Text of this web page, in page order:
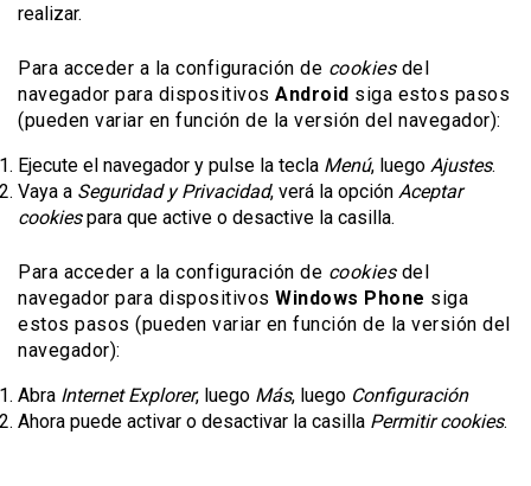
realizar.
Para acceder a la configuración de cookiesdel
navegador para dispositivos Android siga estos pasos
(pueden variar en función de la versión del navegador):
Ejecute el navegador y pulse la tecla Menú, luego Ajustes.
Vaya a Seguridad y Privacidad, verá la opción Aceptar
cookiespara que active o desactive la casilla.
Para acceder a la configuración de cookiesdel
navegador para dispositivos Windows Phone siga
estos pasos (pueden variar en función de la versión del
navegador):
Abra Internet Explorer, luego Más, luego Configuración
Ahora puede activar o desactivar la casilla Permitir cookies.